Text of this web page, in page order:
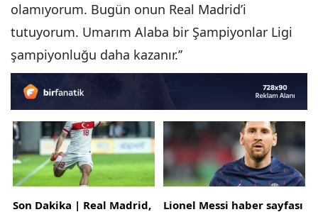
olamıyorum. Bugün onun Real Madrid’i
tutuyorum. Umarım Alaba bir Şampiyonlar Ligi
şampiyonluğu daha kazanır.’’
Son Dakika | Real Madrid,
Lionel Messi haber sayfası